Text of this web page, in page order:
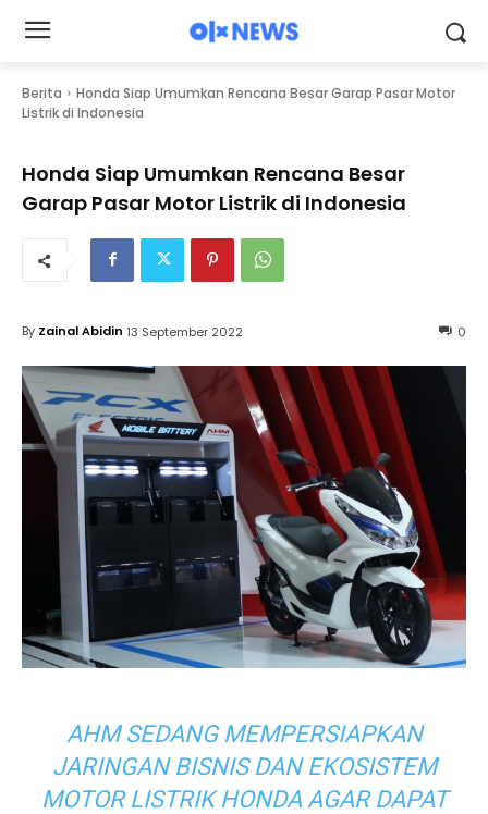
Berita
Honda Siap Umumkan Rencana Besar Garap Pasar Motor
Listrik di Indonesia
Honda Siap Umumkan Rencana Besar
Garap Pasar Motor Listrik di Indonesia
0
By Zainal Abidin 13 September 2022
AHM SEDANG MEMPERSIAPKAN
JARINGAN BISNIS DAN EKOSISTEM
MOTOR LISTRIK HONDA AGAR DAPAT